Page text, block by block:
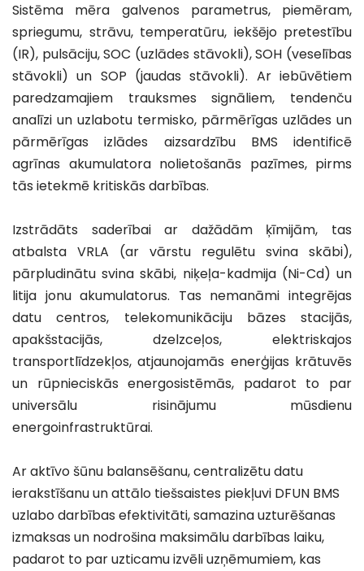
Sistēma mēra galvenos parametrus, piemēram,
spriegumu, strāvu, temperatūru, iekšējo pretestību
(IR), pulsāciju, SOC (uzlādes stāvokli), SOH (veselības
stāvokli) un SOP (jaudas stāvokli). Ar iebūvētiem
paredzamajiem trauksmes signāliem, tendenču
analīzi un uzlabotu termisko, pārmērīgas uzlādes un
pārmērīgas izlādes aizsardzību BMS identificē
agrīnas akumulatora nolietošanās pazīmes, pirms
tās ietekmē kritiskās darbības.
Izstrādāts saderībai ar dažādām ķīmijām, tas
atbalsta VRLA (ar vārstu regulētu svina skābi),
pārpludinātu svina skābi, niķeļa-kadmija (Ni-Cd) un
litija jonu akumulatorus. Tas nemanāmi integrējas
datu centros, telekomunikāciju bāzes stacijās,
apakšstacijās, dzelzceļos, elektriskajos
transportlīdzekļos, atjaunojamās enerģijas krātuvēs
un rūpnieciskās energosistēmās, padarot to par
universālu risinājumu mūsdienu
energoinfrastruktūrai.
Ar aktīvo šūnu balansēšanu, centralizētu datu
ierakstīšanu un attālo tiešsaistes piekļuvi DFUN BMS
uzlabo darbības efektivitāti, samazina uzturēšanas
izmaksas un nodrošina maksimālu darbības laiku,
padarot to par uzticamu izvēli uzņēmumiem, kas